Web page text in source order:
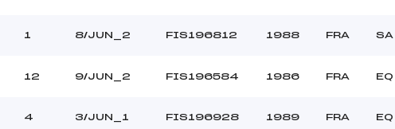
1 8/JUN_2 FIS196812 1988 FRA SA
12 9/JUN_2 FIS196584 1986 FRA EQ
4 3/JUN_1 FIS196928 1989 FRA EQ